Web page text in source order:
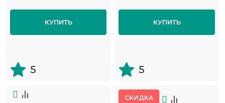
КУПИТЬ
5
КУПИТЬ
5
СКИДКА